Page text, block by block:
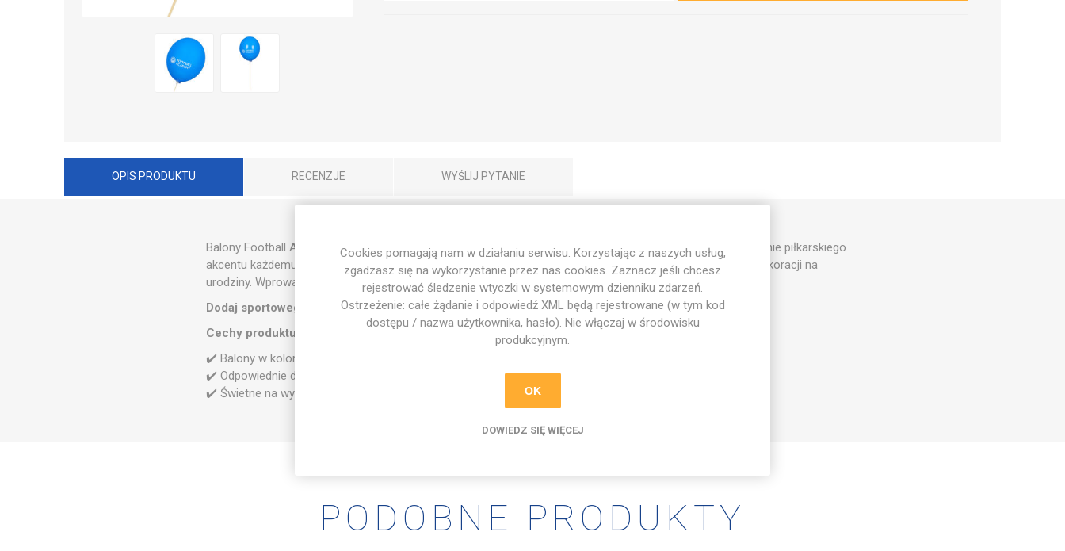
OPIS PRODUKTU RECENZJE WYŚLIJ PYTANIE
Balony Football Academy w charakterystycznych kolorach Football Academy to doskonały sposób na dodanie piłkarskiego
akcentu każdemu wydarzeniu. Idealnie sprawdzą się podczas turniejów, imprez sportowych, eventów czy dekoracji na
urodziny. Wprowadź atmosferę pełną energii i pasji do futbolu, wybierając te wyjątkowe balony.
Dodaj sportowego charakteru każdemu wydarzeniu z balonami Football Academy!
Cechy produktu:
✔️ Balony w kolorach Football Academy, które podkreślają sportowy charakter.
✔️ Odpowiednie do napełnienia powietrzem lub helem.
✔️ Świetne na wydarzenia sportowe, urodziny i różne eventy.
PODOBNE PRODUKTY
Cookies pomagają nam w działaniu serwisu. Korzystając z naszych usług,
zgadzasz się na wykorzystanie przez nas cookies. Zaznacz jeśli chcesz
rejestrować śledzenie wtyczki w systemowym dzienniku zdarzeń.
Ostrzeżenie: całe żądanie i odpowiedź XML będą rejestrowane (w tym kod
dostępu / nazwa użytkownika, hasło). Nie włączaj w środowisku
produkcyjnym.
OK
DOWIEDZ SIĘ WIĘCEJ